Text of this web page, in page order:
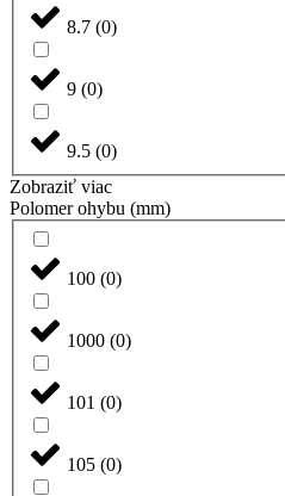
8.7 (0)
9 (0)
9.5 (0)
Zobraziť viac
Polomer ohybu (mm)
100 (0)
1000 (0)
101 (0)
105 (0)